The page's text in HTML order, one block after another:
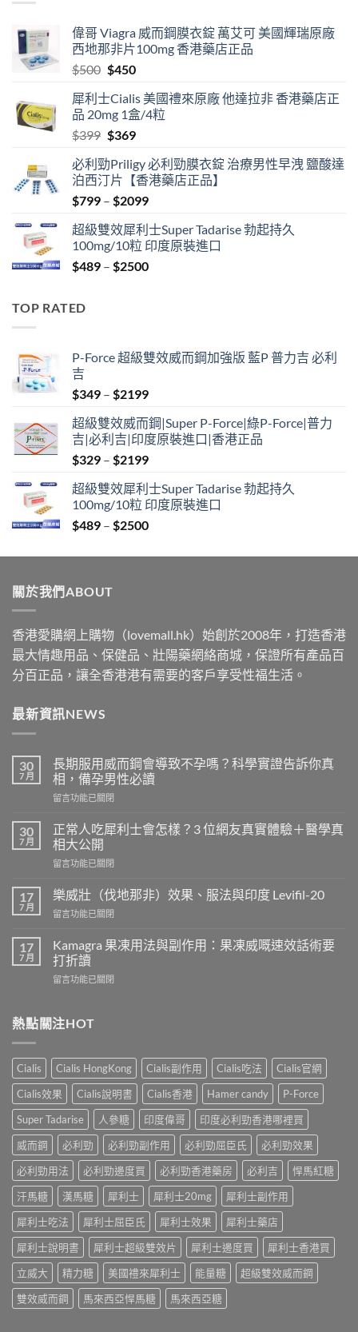
偉哥 Viagra 威而鋼膜衣錠 萬艾可 美國輝瑞原廠
西地那非片100mg 香港藥店正品
$500 Original
was:
$500.
$450Current
is:
$450.
犀利士Cialis 美國禮來原廠 他達拉非 香港藥店正
品 20mg 1盒/4粒
$399 Original
was:
$399.
$369Current
is:
$369.
必利勁Priligy 必利勁膜衣錠 治療男性早洩 鹽酸達
泊西汀片【香港藥店正品】
$799 – $2099Price
$799
through
$2099
超級雙效犀利士Super Tadarise 勃起持久
100mg/10粒 印度原裝進口
$489 – $2500Price
TOP RATED
P-Force 超級雙效威而鋼加強版 藍P 普力吉 必利
吉
$349 – $2199Price
$349
through
$2199
超級雙效威而鋼|Super P-Force|綠P-Force|普力
吉|必利吉|印度原裝進口|香港正品
$329 – $2199Price
$329
through
$2199
超級雙效犀利士Super Tadarise 勃起持久
100mg/10粒 印度原裝進口
$489 – $2500Price
$489
關於我們ABOUT
香港愛購網上購物（lovemall.hk）始創於2008年，打造香港
最大情趣用品、保健品、壯陽藥網絡商城，保證所有產品百
分百正品，讓全香港港有需要的客戶享受性福生活。
最新資訊NEWS
30
7 月
長期服用威而鋼會導致不孕嗎？科學實證告訴你真
相，備孕男性必讀
在
期
服
用
威
鋼
導
不
孕
嗎？
科
實
證
你
真
相，
備
孕
男
必
讀〉
中
留言功能已關閉
30
7 月
正常人吃犀利士會怎樣？3 位網友真實體驗＋醫學真
相大公開
在
常
人
吃
利
士
怎
位
真
實
體
驗
＋
醫
真
相
大
開〉
中
留言功能已關閉
17
7 月
樂威壯（伐地那非）效果、服法與印度 Levifil-20
在
威
壯
（伐
地
效
法
與
印
度
Levifil-
20〉
留言功能已關閉
17
7 月
Kamagra 果凍用法與副作用：果凍威嘅速效話術要
打折讀
在
凍
用
與
副
作
用：
果
凍
嘅
速
效
術
要
打
折
讀〉
留言功能已關閉
熱點關注HOT
Cialis Cialis HongKong Cialis副作用 Cialis吃法
Cialis官網
Cialis效果
Cialis說明書 Cialis香港 Hamer candy
P-Force
Super Tadarise
人參糖 印度偉哥
印度必利勁香港哪裡買
威而鋼
必利勁 必利勁副作用 必利勁屈臣氏
必利勁效果
必利勁用法
必利勁邊度買 必利勁香港藥房 必利吉
悍馬紅糖
汗馬糖
漢馬糖 犀利士 犀利士20mg
犀利士副作用
犀利士吃法
犀利士屈臣氏 犀利士效果
犀利士藥店
犀利士說明書
犀利士超級雙效片 犀利士邊度買
犀利士香港買
立威大
精力糖 美國禮來犀利士 能量糖
超級雙效威而鋼
雙效威而鋼
馬來西亞悍馬糖 馬來西亞糖